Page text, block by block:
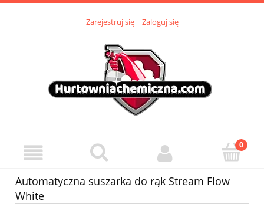
Zarejestruj się Zaloguj się
Automatyczna suszarka do rąk Stream Flow
White